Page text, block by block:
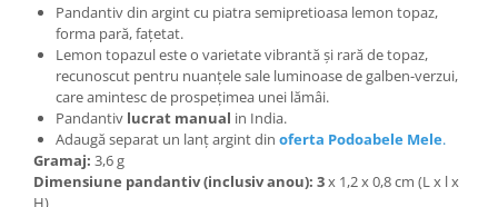
Bijuterii tanzanit
Bijuterii topaz
Bijuterii turcoaz
Bijuterii turmaline
Bijuterii morganit
Pandantiv din argint cu piatra semipretioasa lemon topaz,
forma pară, fațetat.
Lemon topazul este o varietate vibrantă și rară de topaz,
recunoscut pentru nuanțele sale luminoase de galben-verzui,
care amintesc de prospețimea unei lămâi.
Pandantiv lucrat manual in India.
Adaugă separat un lanț argint din oferta Podoabele Mele.
Gramaj: 3,6 g
Dimensiune pandantiv (inclusiv anou): 3x 1,2 x 0,8 cm (L x l x
H)